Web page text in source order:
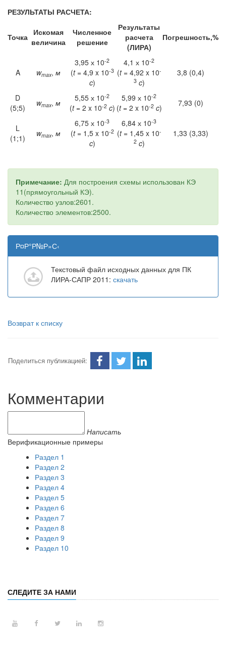
РЕЗУЛЬТАТЫ РАСЧЕТА:
Точка Искомая
величина
Численное
решение
Результаты
расчета
(ЛИРА)
Погрешность,%
A wmax, м
3,95 х 10-2
(t= 4,9 x 10-3
c)
4,1 х 10-2
(t= 4,92 x 10-
3 c)
3,8 (0,4)
D
(5;5)
wmax, м 5,55 х 10-2
(t= 2 x 10-2 c)
5,99 х 10-2
(t= 2 x 10-2 c) 7,93 (0)
L
(1;1)
wmax, м
6,75 х 10-3
(t= 1,5 x 10-2
c)
6,84 х 10-3
(t= 1,45 x 10-
2 c)
1,33 (3,33)
Примечание: Для построения схемы использован КЭ
11(прямоугольный КЭ).
Количество узлов:2601.
Количество элементов:2500.
Р¤Р°Р№Р»С‹
Текстовый файл исходных данных для ПК
ЛИРА-САПР 2011: скачать
Возврат к списку
Поделиться публикацией:
Комментарии
Написать
Верификационные примеры
Раздел 1
Раздел 2
Раздел 3
Раздел 4
Раздел 5
Раздел 6
Раздел 7
Раздел 8
Раздел 9
Раздел 10
СЛЕДИТЕ ЗА НАМИ